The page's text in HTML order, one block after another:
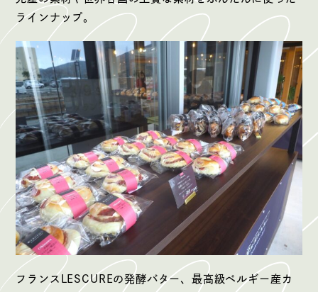
ラインナップ。
フランスLESCUREの発酵バター、最高級ベルギー産カ